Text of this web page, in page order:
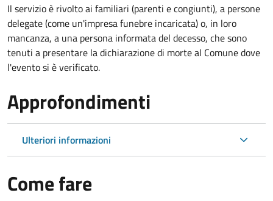
Il servizio è rivolto ai familiari (parenti e congiunti), a persone
delegate (come un'impresa funebre incaricata) o, in loro
mancanza, a una persona informata del decesso, che sono
tenuti a presentare la dichiarazione di morte al Comune dove
l'evento si è verificato.
Approfondimenti
Ulteriori informazioni
Come fare